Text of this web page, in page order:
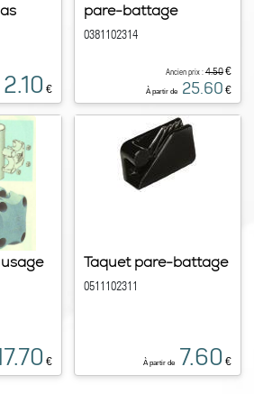
2.10 €
pare-battage
0381102314
Ancien prix :4.50€
À partir de 25.60 €
€
Taquet pare-battage
0511102311
À partir de 7.60 €